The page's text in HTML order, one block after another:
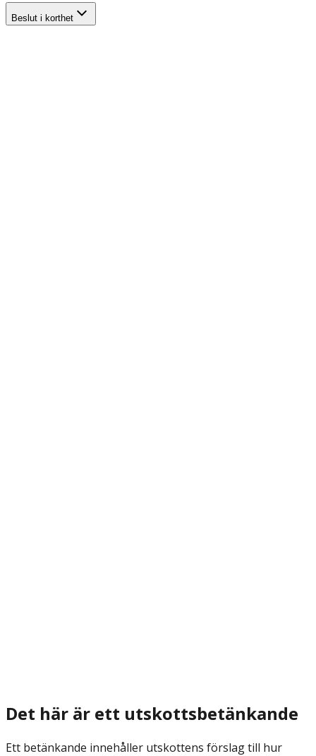
Beslut i korthet
Det här är ett utskottsbetänkande
Ett betänkande innehåller utskottens förslag till hur